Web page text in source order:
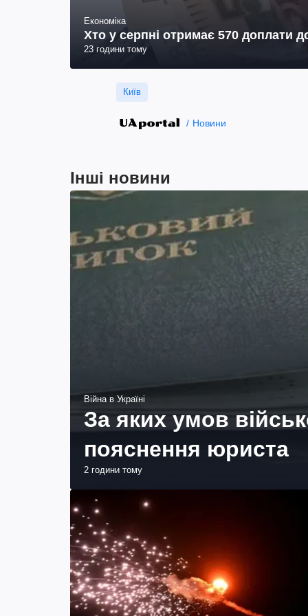
Економіка
Хто у серпні отримає 570 доплати
23 години тому
Київ
Новини
Інші новини
Війна в Україні
За яких умов
пояснення юриста
2 години тому